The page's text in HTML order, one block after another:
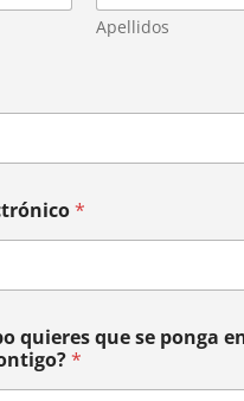
Apellidos
*
quieres que se ponga
*